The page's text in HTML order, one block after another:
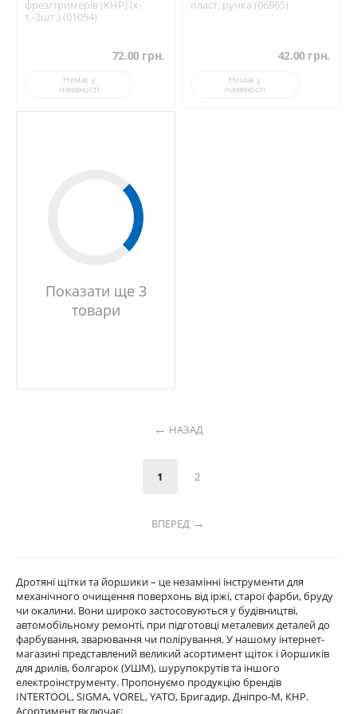
фрез/тримерів (КНР) (к-
т.-3шт.) (01054)
72.00 грн.
Немає у
наявності
пласт. ручка (06965)
42.00 грн.
Немає у
наявності
Показати ще 3
товари
НАЗАД
1 2
ВПЕРЕД
Дротяні щітки та йоршики – це незамінні інструменти для
механічного очищення поверхонь від іржі, старої фарби, бруду
чи окалини. Вони широко застосовуються у будівництві,
автомобільному ремонті, при підготовці металевих деталей до
фарбування, зварювання чи полірування. У нашому інтернет-
магазині представлений великий асортимент щіток і йоршиків
для дрилів, болгарок (УШМ), шурупокрутів та іншого
електроінструменту. Пропонуємо продукцію брендів
INTERTOOL, SIGMA, VOREL, YATO, Бригадир, Дніпро-М, КНР.
Асортимент включає: